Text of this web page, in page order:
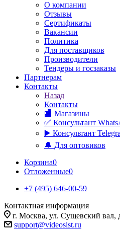
О компании
Отзывы
Сертификаты
Вакансии
Политика
Для поставщиков
Производители
Тендеры и госзаказы
Партнерам
Контакты
Назад
Контакты
🏬 Магазины
✅️ Консультант
▶️ Консультант
🔔 Для оптовиков
Корзина0
Отложенные0
+7 (495) 646-00-59
Контактная информация
г. Москва, ул. Сущевский вал,
support@videosist.ru